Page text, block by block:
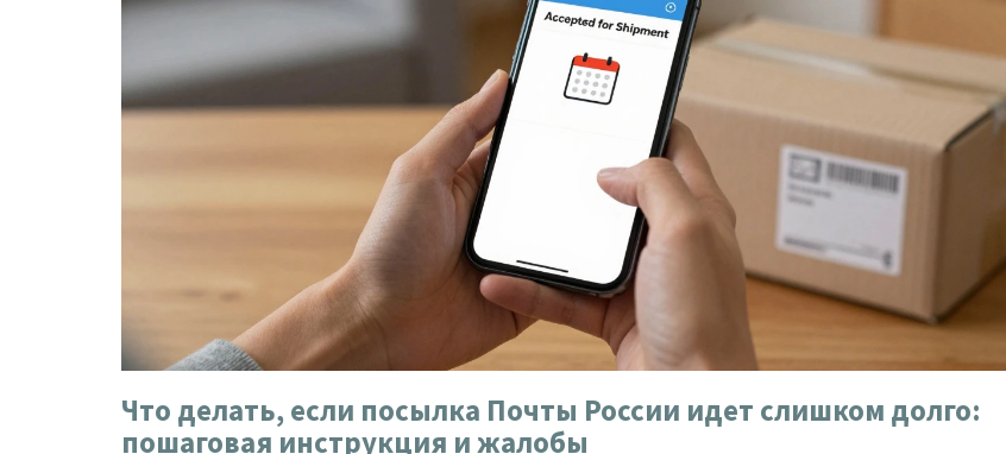
Что делать, если посылка Почты России идет слишком долго:
пошаговая инструкция и жалобы